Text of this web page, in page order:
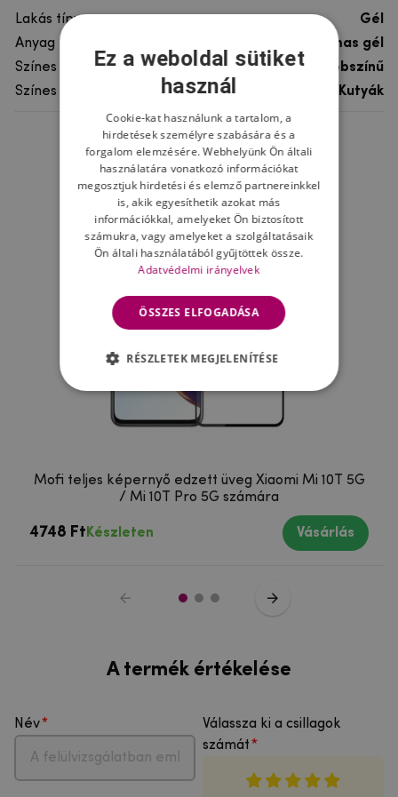
Lakás típusa
Gél
Anyag
rugalmas gél
Színes
többszínű
Színes motívum
Kutyák
Ne felejtsd el
Mofi teljes képernyő edzett üveg Xiaomi Mi 10T 5G
/ Mi 10T Pro 5G számára
4748 Ft Készleten Vásárlás
A termék értékelése
Név
Válassza ki a csillagok
számát
Ez a weboldal sütiket
használ
Cookie-kat használunk a tartalom, a
hirdetések személyre szabására és a
forgalom elemzésére. Webhelyünk Ön általi
használatára vonatkozó információkat
megosztjuk hirdetési és elemző partnereinkkel
is, akik egyesíthetik azokat más
információkkal, amelyeket Ön biztosított
számukra, vagy amelyeket a szolgáltatásaik
Ön általi használatából gyűjtöttek össze.
Adatvédelmi irányelvek
ÖSSZES ELFOGADÁSA
RÉSZLETEK MEGJELENÍTÉSE